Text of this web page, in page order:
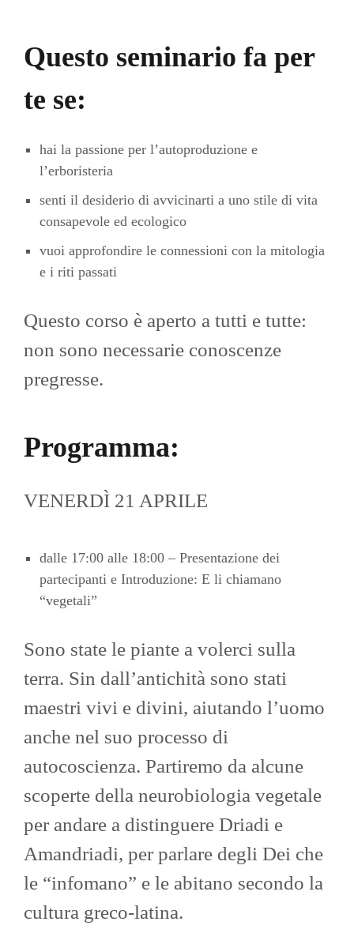
Questo seminario fa per
te se:
hai la passione per l’autoproduzione e
l’erboristeria
senti il desiderio di avvicinarti a uno stile di vita
consapevole ed ecologico
vuoi approfondire le connessioni con la mitologia
e i riti passati
Questo corso è aperto a tutti e tutte:
non sono necessarie conoscenze
pregresse.
Programma:
VENERDÌ 21 APRILE
dalle 17:00 alle 18:00 – Presentazione dei
partecipanti e Introduzione: E li chiamano
“vegetali”
Sono state le piante a volerci sulla
terra. Sin dall’antichità sono stati
maestri vivi e divini, aiutando l’uomo
anche nel suo processo di
autocoscienza. Partiremo da alcune
scoperte della neurobiologia vegetale
per andare a distinguere Driadi e
Amandriadi, per parlare degli Dei che
le “infomano” e le abitano secondo la
cultura greco-latina.